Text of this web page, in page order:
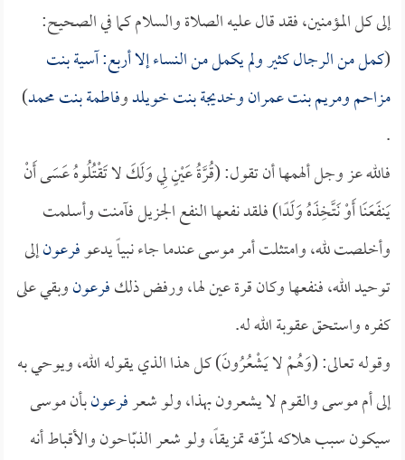
إلى كل المؤمنين، فقد قال عليه الصلاة والسلام كما في الصحيح:
(كمل من الرجال كثير ولم يكمل من النساء إلا أربع:آسية بنت
مزاحمومريم بنت عمرانوخديجة بنت خويلدوفاطمة بنت محمد)
.
فالله عز وجل ألهمها أن تقول: (قُرَّةُ عَيْنٍ لِي وَلَكَ لا تَقْتُلُوهُ عَسَى أَنْ
يَنفَعَنَا أَوْ نَتَّخِذَهُ وَلَدًا) فلقد نفعها النفع الجزيل فآمنت وأسلمت
وأخلصت لله، وامتثلت أمر موسى عندما جاء نبياً يدعوفرعونإلى
توحيد الله، فنفعها وكان قرة عين لها، ورفض ذلكفرعونوبقي على
كفره واستحق عقوبة الله له.
وقوله تعالى: (وَهُمْ لا يَشْعُرُونَ) كل هذا الذي يقوله الله، ويوحي به
إلى أم موسى والقوم لا يشعرون بهذا، ولو شعرفرعونبأن موسى
سيكون سبب هلاكه لمزّقه تمزيقاً، ولو شعر الذبّاحون والأقباط أنه